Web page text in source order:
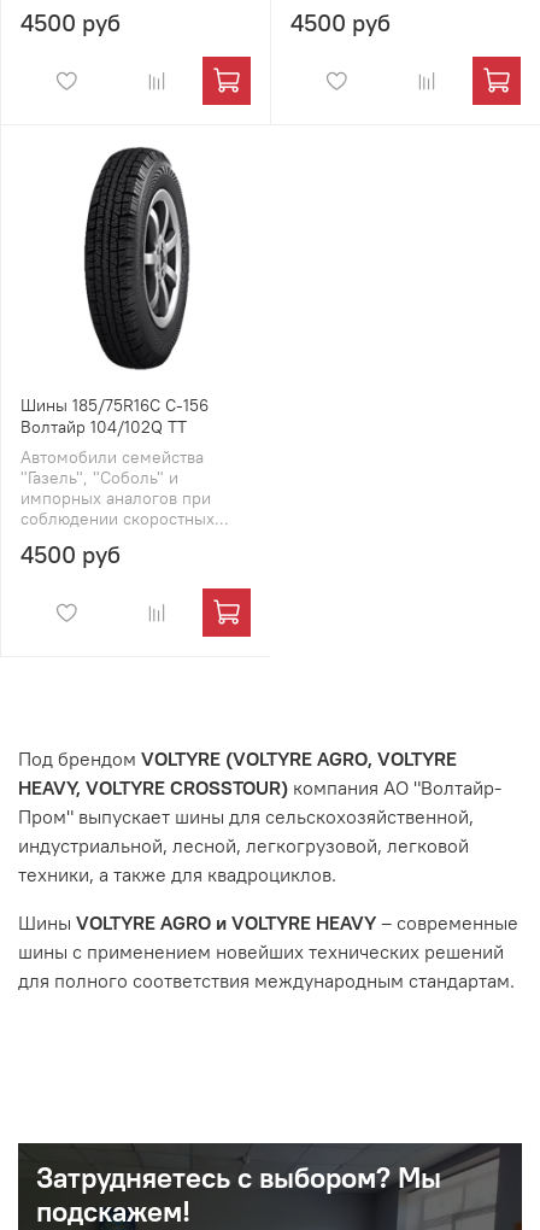
4500 руб 4500 руб
Шины 185/75R16C С-156
Волтайр 104/102Q TT
Автомобили семейства
"Газель", "Соболь" и
импорных аналогов при
соблюдении скоростных...
4500 руб
Под брендом VOLTYRE (VOLTYRE AGRO, VOLTYRE
HEAVY, VOLTYRE CROSSTOUR) компания АО "Волтайр-
Пром" выпускает шины для сельскохозяйственной,
индустриальной, лесной, легкогрузовой, легковой
техники, а также для квадроциклов.
Шины VOLTYRE AGRO и VOLTYRE HEAVY – современные
шины с применением новейших технических решений
для полного соответствия международным стандартам.
Затрудняетесь с выбором? Мы
подскажем!